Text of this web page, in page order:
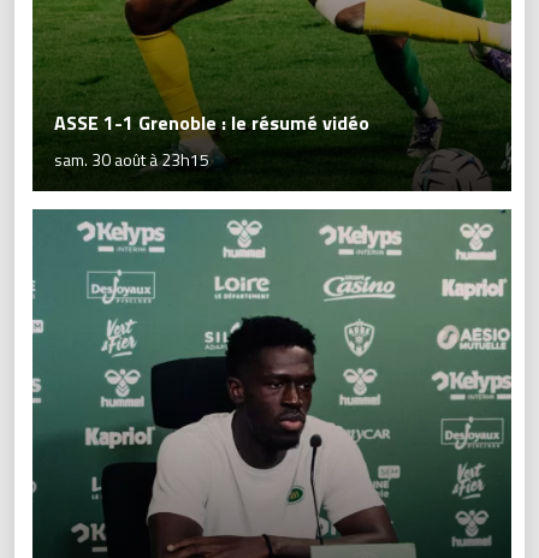
ASSE 1-1 Grenoble : le résumé vidéo
sam. 30 août à 23h15